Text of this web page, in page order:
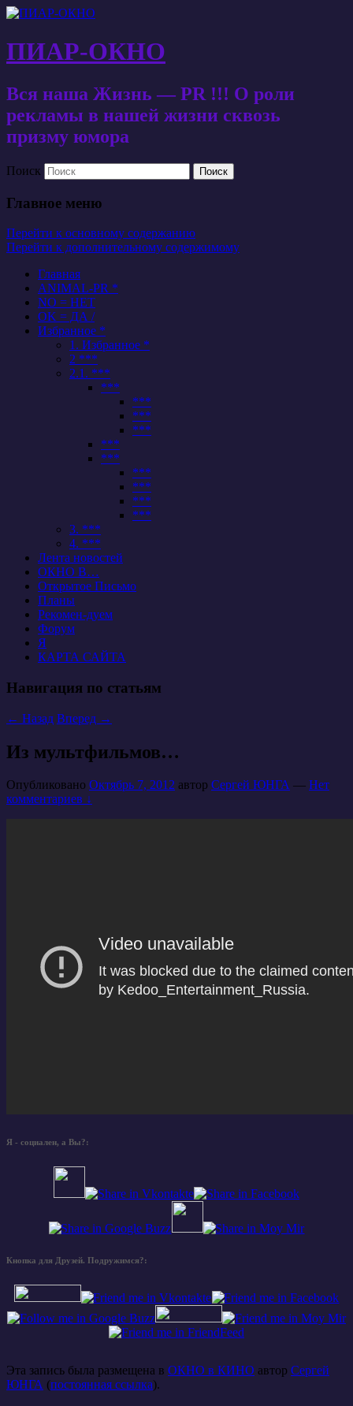
ПИАР-ОКНО
Вся наша Жизнь — PR !!! О роли
рекламы в нашей жизни сквозь
призму юмора
Поиск
Главное меню
Перейти к основному содержанию
Перейти к дополнительному содержимому
Главная
ANIMAL-PR *
NO = НЕТ
OK = ДА /
Избранное *
1. Избранное *
2 ***
2.1. ***
***
***
***
***
***
***
***
***
***
***
3. ***
4. ***
Лента новостей
ОКНО В…
Открытое Письмо
Планы
Рекомен-дуем
Форум
Я
КАРТА САЙТА
Навигация по статьям
← Назад Вперед →
Из мультфильмов…
Опубликовано Октябрь 7, 2012 автор Сергей ЮНГА — Нет
комментариев ↓
Я - социален, а Вы?:
Кнопка для Друзей. Подружимся?:
Эта запись была размещена в ОКНО в КИНО автор Сергей
ЮНГА (постоянная ссылка).